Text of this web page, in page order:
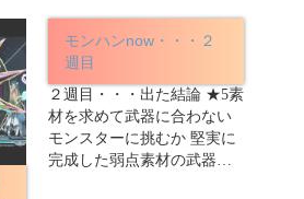
モンハンnow・・・２
週目
２週目・・・出た結論 ★5素
材を求めて武器に合わない
モンスターに挑むか 堅実に
完成した弱点素材の武器…